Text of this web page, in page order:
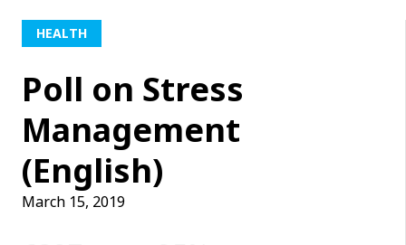
HEALTH
Poll on Stress
Management
(English)
March 15, 2019